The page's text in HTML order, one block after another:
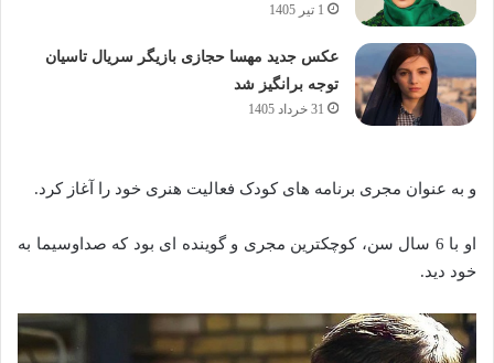
1 تیر 1405
عکس جدید مهسا حجازی بازیگر سریال تاسیان
توجه برانگیز شد
31 خرداد 1405
و به عنوان مجری برنامه های کودک فعالیت هنری خود را آغاز کرد.
او با 6 سال سن، کوچکترین مجری و گوینده ای بود که صداوسیما به
خود دید.